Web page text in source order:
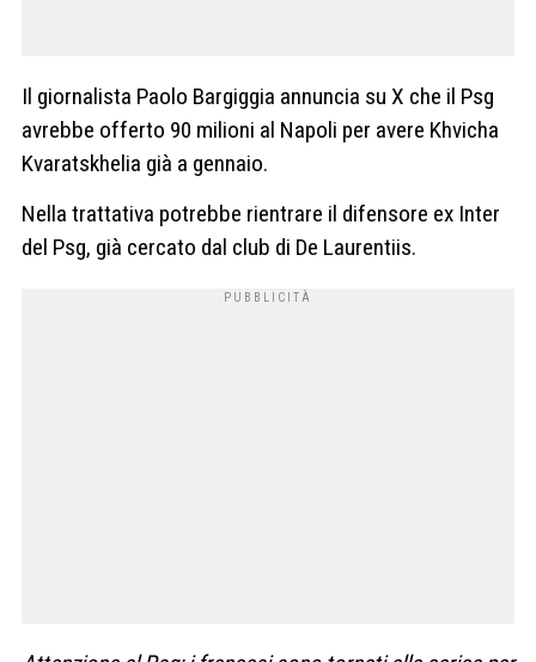
Il giornalista Paolo Bargiggia annuncia su X che il Psg
avrebbe offerto 90 milioni al Napoli per avere Khvicha
Kvaratskhelia già a gennaio.
Nella trattativa potrebbe rientrare il difensore ex Inter
del Psg, già cercato dal club di De Laurentiis.